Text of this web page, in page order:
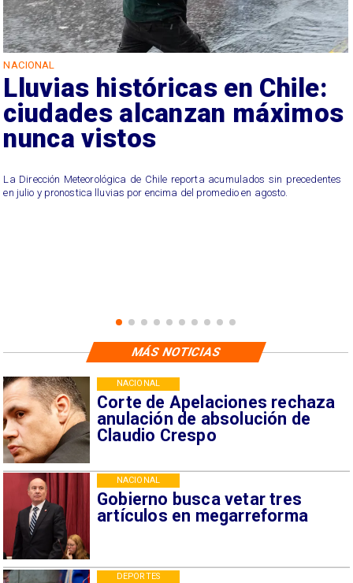
NACIONAL
Lluvias históricas en Chile:
ciudades alcanzan máximos
nunca vistos
La Dirección Meteorológica de Chile reporta acumulados sin precedentes
en julio y pronostica lluvias por encima del promedio en agosto.
Corte de Apelaciones rechaza
anulación de absolución de
Claudio Crespo
NACIONAL
Gobierno busca vetar tres
artículos en megarreforma
NACIONAL
DEPORTES
MÁS NOTICIAS